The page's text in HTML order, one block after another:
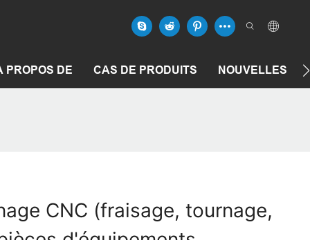
PROPOS DE CAS DE PRODUITS NOUVELLES
CNC (fraisage, tournage,